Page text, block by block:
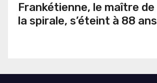
Frankétienne, le maître de
la spirale, s’éteint à 88 ans